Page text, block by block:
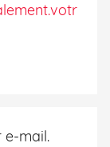
e-mail.